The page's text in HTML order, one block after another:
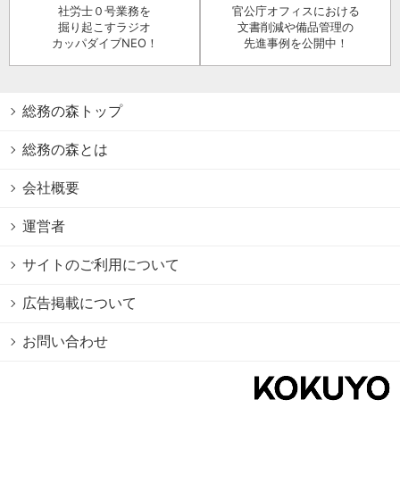
社労士０号業務を
掘り起こすラジオ
カッパダイブNEO！
官公庁オフィスにおける
文書削減や備品管理の
先進事例を公開中！
総務の森トップ
総務の森とは
会社概要
運営者
サイトのご利用について
広告掲載について
お問い合わせ